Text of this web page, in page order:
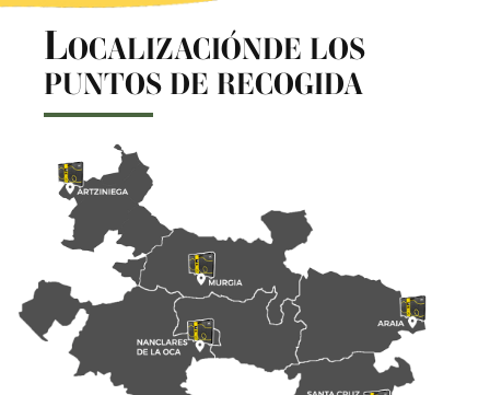
LOCALIZACIÓNDE LOS
PUNTOS DE RECOGIDA